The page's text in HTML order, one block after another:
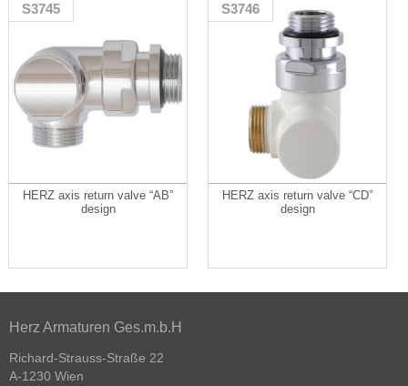
S3745
HERZ axis return valve “AB”
design
S3746
HERZ axis return valve “CD”
design
Herz Armaturen Ges.m.b.H
Richard-Strauss-Straße 22
A-1230 Wien